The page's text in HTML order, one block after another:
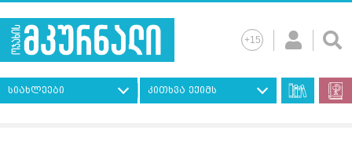
სიახლეები კითხვა ექიმს